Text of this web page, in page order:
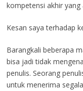
kompetensi akhir yang
Kesan saya terhadap
Barangkali beberapa
bisa jadi tidak
penulis. Seorang
untuk menerima